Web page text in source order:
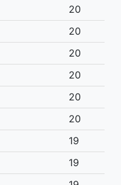
20
20
20
20
20
20
19
19